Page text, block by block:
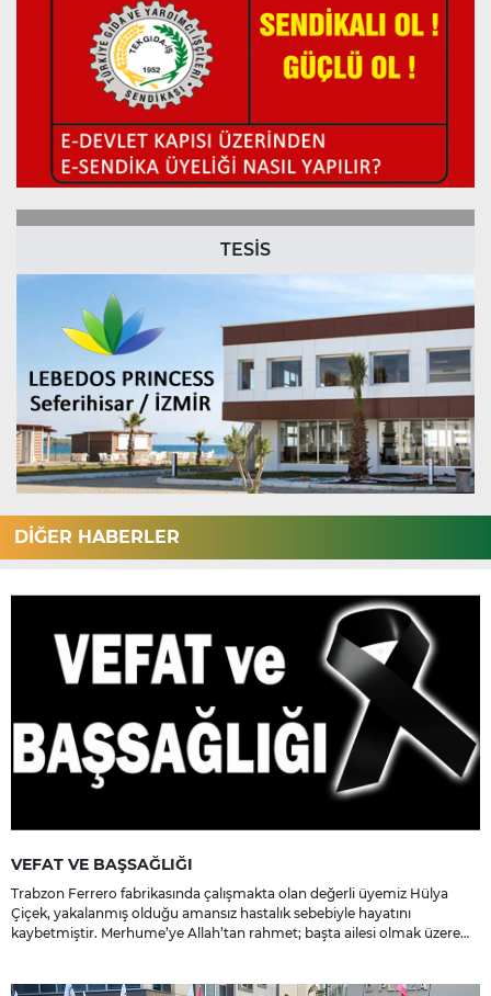
TESİS
DİĞER HABERLER
VEFAT VE BAŞSAĞLIĞI
Trabzon Ferrero fabrikasında çalışmakta olan değerli üyemiz Hülya
Çiçek, yakalanmış olduğu amansız hastalık sebebiyle hayatını
kaybetmiştir. Merhume’ye Allah’tan rahmet; başta ailesi olmak üzere